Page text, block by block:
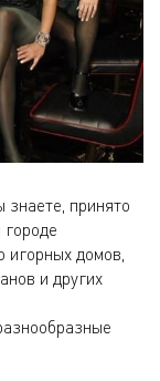
знаете, принято
игорных домов,
и других